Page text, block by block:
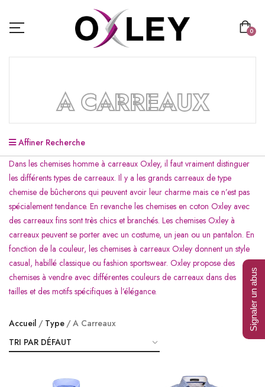
0
A CARREAUX
Affiner Recherche
Dans les chemises homme à carreaux Oxley, il faut vraiment distinguer
les différents types de carreaux. Il y a les grands carreaux de type
chemise de bûcherons qui peuvent avoir leur charme mais ce n’est pas
spécialement tendance. En revanche les chemises en coton Oxley avec
des carreaux fins sont très chics et branchés. Les chemises Oxley à
carreaux peuvent se porter avec un costume, un jean ou un pantalon. En
fonction de la couleur, les chemises à carreaux Oxley donnent un style
casual, habillé classique ou fashion sportswear. Oxley propose des
chemises à vendre avec différentes couleurs de carreaux dans des
tailles et des motifs spécifiques à l’élégance.
Accueil Type A Carreaux Signaler un abus